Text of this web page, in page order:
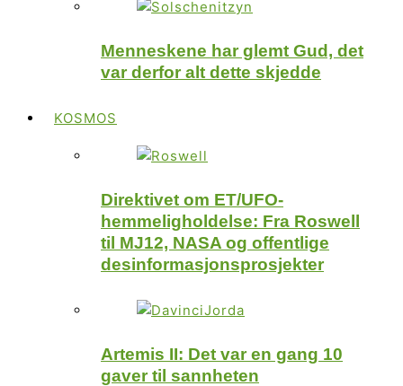
Menneskene har glemt Gud, det
var derfor alt dette skjedde
KOSMOS
Direktivet om ET/UFO-
hemmeligholdelse: Fra Roswell
til MJ12, NASA og offentlige
desinformasjonsprosjekter
Artemis II: Det var en gang 10
gaver til sannheten